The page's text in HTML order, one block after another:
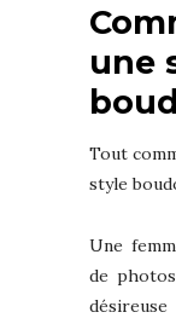
une
Tout
style
Une
de